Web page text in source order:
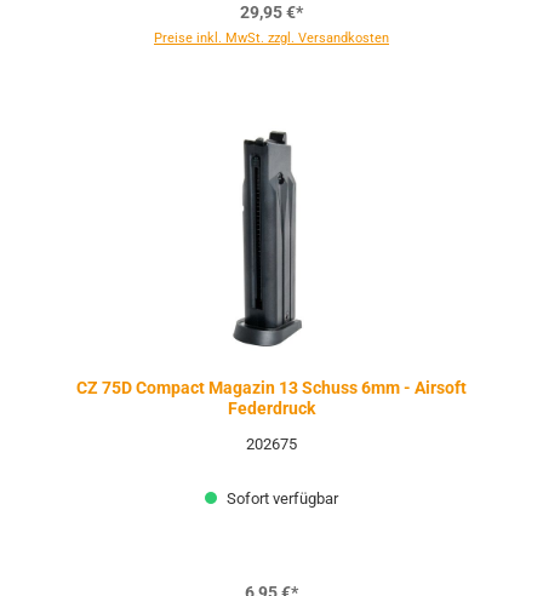
29,95 €*
Preise inkl. MwSt. zzgl. Versandkosten
CZ 75D Compact Magazin 13 Schuss 6mm - Airsoft
Federdruck
202675
Sofort verfügbar